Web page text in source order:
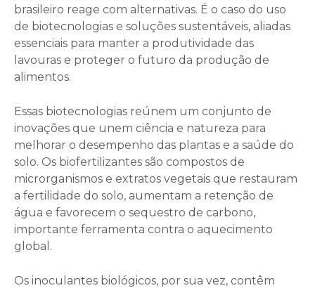
brasileiro reage com alternativas. É o caso do uso
de biotecnologias e soluções sustentáveis, aliadas
essenciais para manter a produtividade das
lavouras e proteger o futuro da produção de
alimentos.
Essas biotecnologias reúnem um conjunto de
inovações que unem ciência e natureza para
melhorar o desempenho das plantas e a saúde do
solo. Os biofertilizantes são compostos de
microrganismos e extratos vegetais que restauram
a fertilidade do solo, aumentam a retenção de
água e favorecem o sequestro de carbono,
importante ferramenta contra o aquecimento
global.
Os inoculantes biológicos, por sua vez, contêm